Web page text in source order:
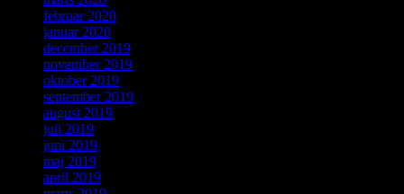
februar 2020
januar 2020
december 2019
november 2019
oktober 2019
september 2019
august 2019
juli 2019
juni 2019
maj 2019
april 2019